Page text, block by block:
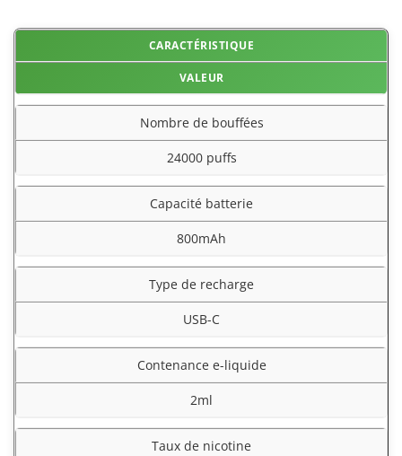
CARACTÉRISTIQUE
VALEUR
Nombre de bouffées
24000 puffs
Capacité batterie
800mAh
Type de recharge
USB-C
Contenance e-liquide
2ml
Taux de nicotine